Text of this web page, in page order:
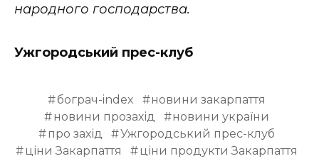
народного господарства.
Ужгородський прес-клуб
бограч-index
новини закарпаття
новини прозахід
новини україни
про захід
Ужгородський прес-клуб
ціни Закарпаття
ціни продукти Закарпаття